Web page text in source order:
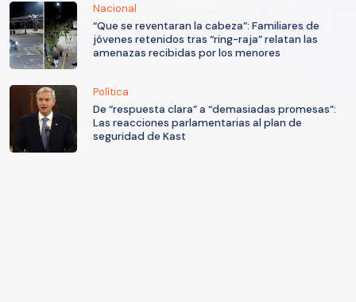
Nacional
“Que se reventaran la cabeza”: Familiares de
jóvenes retenidos tras “ring-raja” relatan las
amenazas recibidas por los menores
Política
De “respuesta clara” a “demasiadas promesas”:
Las reacciones parlamentarias al plan de
seguridad de Kast